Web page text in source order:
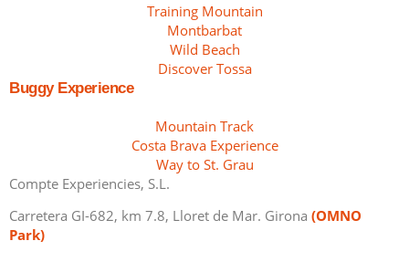
Training Mountain
Montbarbat
Wild Beach
Discover Tossa
Buggy Experience
Mountain Track
Costa Brava Experience
Way to St. Grau
Compte Experiencies, S.L.
Carretera GI-682, km 7.8, Lloret de Mar. Girona (OMNO
Park)